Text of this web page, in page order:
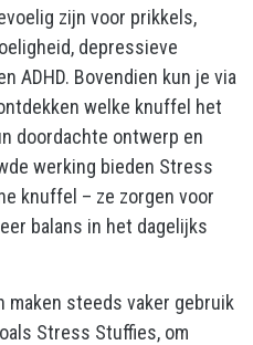
zijn voor prikkels,
depressieve
ADHD. Bovendien kun je via
welke knuffel het
doordachte ontwerp en
werking bieden Stress
knuffel – ze zorgen voor
balans in het dagelijks
steeds vaker gebruik
Stress Stuffies, om